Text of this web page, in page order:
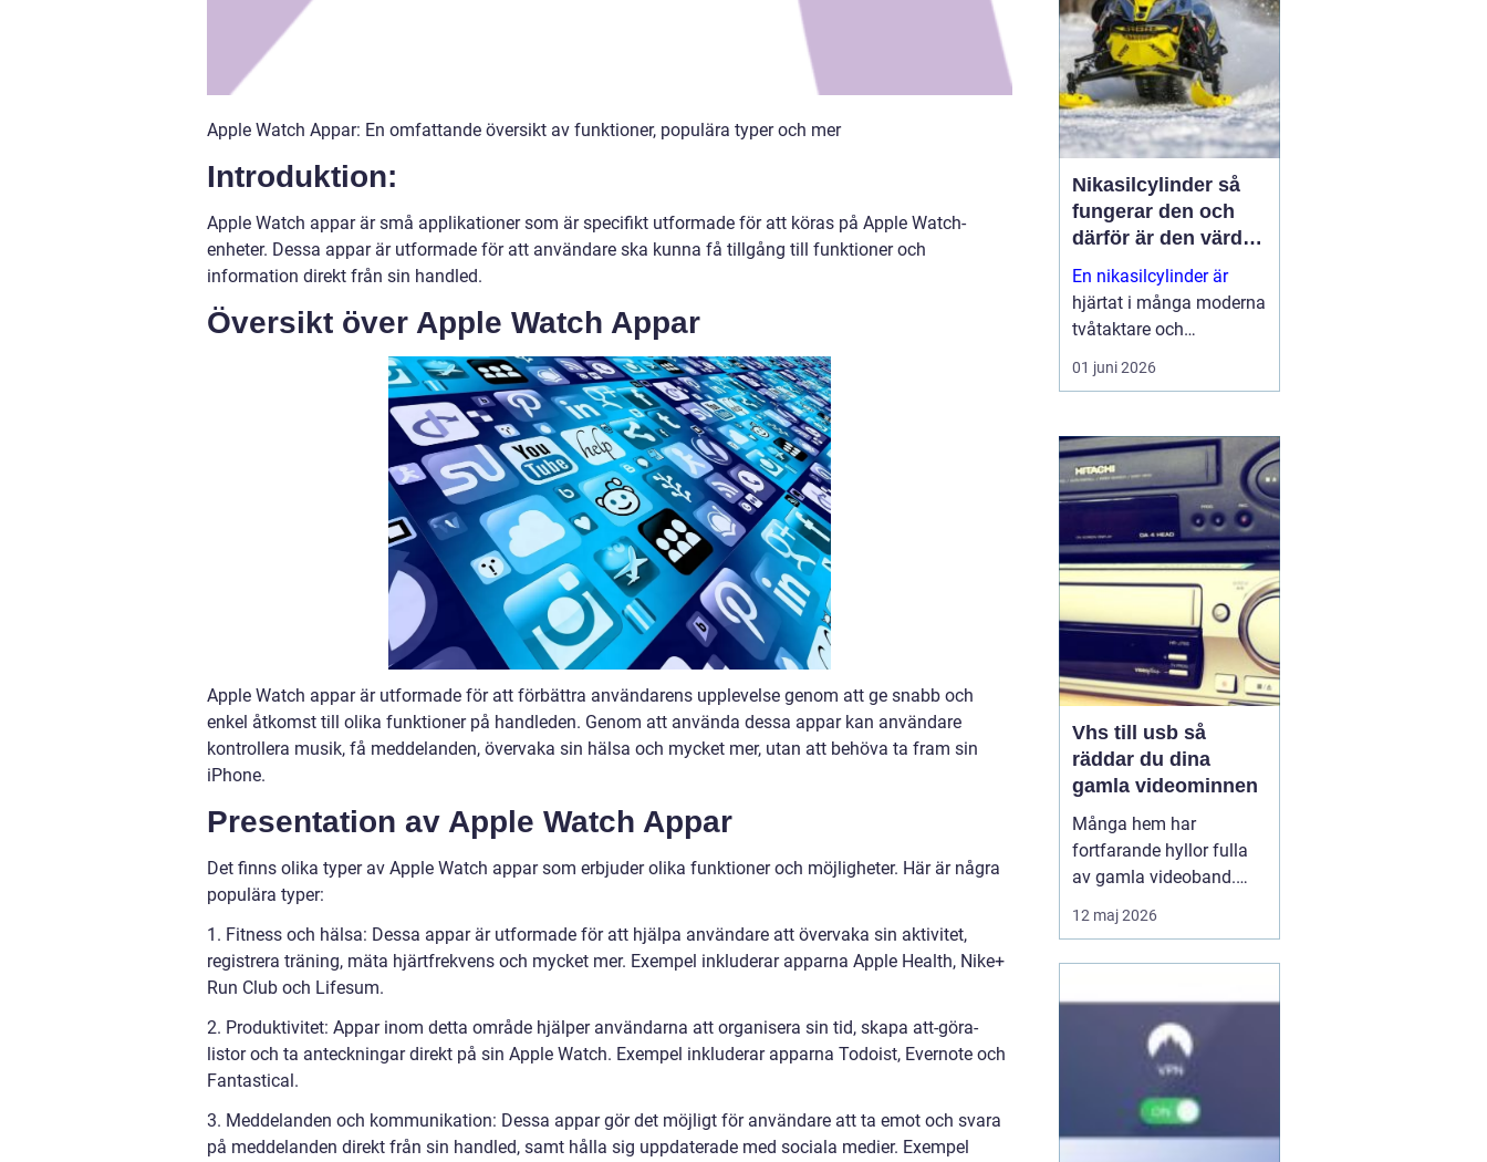
Apple Watch Appar: En omfattande översikt av funktioner, populära typer och mer
Introduktion:
Apple Watch appar är små applikationer som är specifikt utformade för att köras på Apple Watch-
enheter. Dessa appar är utformade för att användare ska kunna få tillgång till funktioner och
information direkt från sin handled.
Översikt över Apple Watch Appar
Apple Watch appar är utformade för att förbättra användarens upplevelse genom att ge snabb och
enkel åtkomst till olika funktioner på handleden. Genom att använda dessa appar kan användare
kontrollera musik, få meddelanden, övervaka sin hälsa och mycket mer, utan att behöva ta fram sin
iPhone.
Presentation av Apple Watch Appar
Det finns olika typer av Apple Watch appar som erbjuder olika funktioner och möjligheter. Här är några
populära typer:
1. Fitness och hälsa: Dessa appar är utformade för att hjälpa användare att övervaka sin aktivitet,
registrera träning, mäta hjärtfrekvens och mycket mer. Exempel inkluderar apparna Apple Health, Nike+
Run Club och Lifesum.
2. Produktivitet: Appar inom detta område hjälper användarna att organisera sin tid, skapa att-göra-
listor och ta anteckningar direkt på sin Apple Watch. Exempel inkluderar apparna Todoist, Evernote och
Fantastical.
3. Meddelanden och kommunikation: Dessa appar gör det möjligt för användare att ta emot och svara
på meddelanden direkt från sin handled, samt hålla sig uppdaterade med sociala medier. Exempel
den stilla bymiljön
skapar en inramnin...
Nikasilcylinder så
fungerar den och
därför är den värd
att rädda
En nikasilcylinder är
hjärtat i många moderna
tvåtaktare och
högpresterande
fyrtaktsmotorer. När
förlorar motorn både
kraft och livslängd.
Samtidigt går många
cylindrar att rädda till en
b...
01 juni 2026
Vhs till usb så
räddar du dina
gamla videominnen
Många hem har
fortfarande hyllor fulla
av gamla videoband.
Familjefester, barns
första steg, resor och
som sakta bryts ner.
Samtidigt försvinner
fungerande videospelare
från marknaden. För den
som vi...
12 maj 2026